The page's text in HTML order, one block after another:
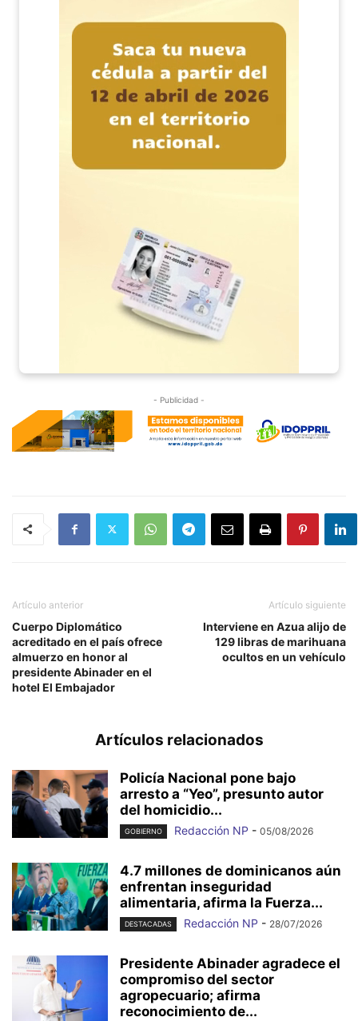
- Publicidad -
Artículo anterior
Cuerpo Diplomático
acreditado en el país ofrece
almuerzo en honor al
presidente Abinader en el
hotel El Embajador
Artículo siguiente
Interviene en Azua alijo de
129 libras de marihuana
ocultos en un vehículo
Artículos relacionados
Policía Nacional pone bajo
arresto a “Yeo”, presunto autor
del homicidio...
GOBIERNO Redacción NP - 05/08/2026
4.7 millones de dominicanos aún
enfrentan inseguridad
alimentaria, afirma la Fuerza...
DESTACADAS Redacción NP - 28/07/2026
Presidente Abinader agradece el
compromiso del sector
agropecuario; afirma
reconocimiento de...